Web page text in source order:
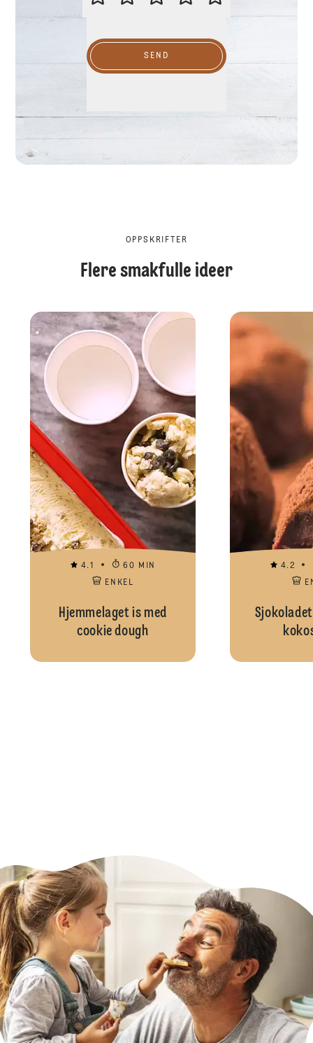
SEND
OPPSKRIFTER
Flere smakfulle ideer
4.1
60 MIN
ENKEL
Hjemmelaget is med
cookie dough
4.2